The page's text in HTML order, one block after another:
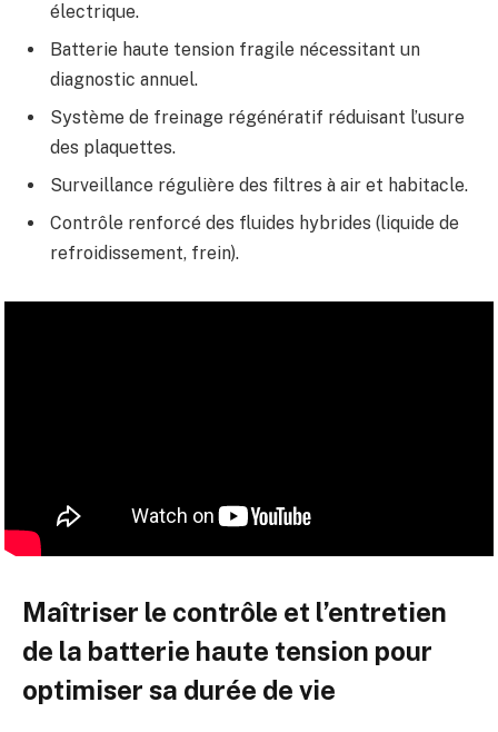
électrique.
Batterie haute tension fragile nécessitant un
diagnostic annuel.
Système de freinage régénératif réduisant l’usure
des plaquettes.
Surveillance régulière des filtres à air et habitacle.
Contrôle renforcé des fluides hybrides (liquide de
refroidissement, frein).
Maîtriser le contrôle et l’entretien
de la batterie haute tension pour
optimiser sa durée de vie